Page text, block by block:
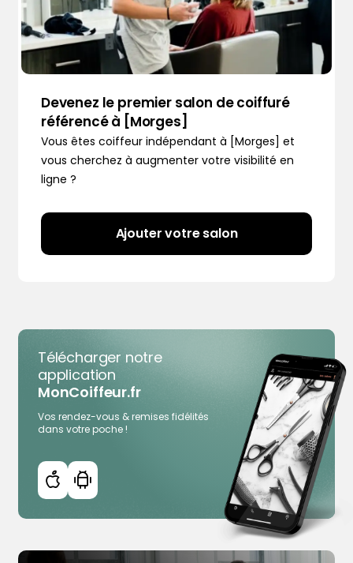
Devenez le premier salon de coiffuré
référencé à [Morges]
Vous êtes coiffeur indépendant à [Morges] et
vous cherchez à augmenter votre visibilité en
ligne ?
Ajouter votre salon
Télécharger notre
application
MonCoiffeur.fr
Vos rendez-vous & remises fidélités
dans votre poche !